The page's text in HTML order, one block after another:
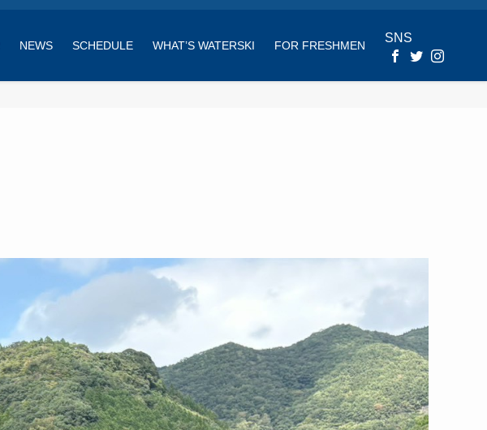
NEWS SCHEDULE WHAT’S WATERSKI FOR FRESHMEN
SNS